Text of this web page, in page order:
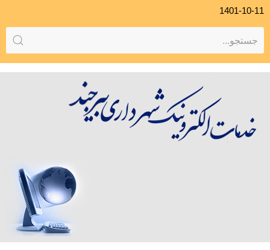
1401-10-11